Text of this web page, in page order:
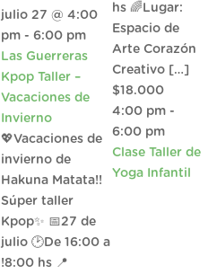
julio 27 @ 4:00
pm - 6:00 pm
Las Guerreras
Kpop Taller –
Vacaciones de
Invierno
💖Vacaciones de
invierno de
Hakuna Matata!!
Súper taller
Kpop✨ 📅27 de
julio 🕑De 16:00 a
!8:00 hs 📍
hs 🌈Lugar:
Espacio de
Arte Corazón
Creativo […]
$18.000
4:00 pm -
6:00 pm
Clase Taller de
Yoga Infantil